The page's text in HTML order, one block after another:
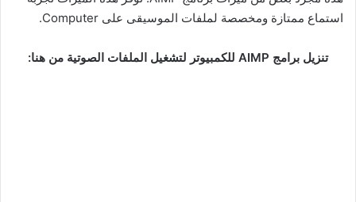
استماع ممتازة ومخصصة لملفات الموسيقى على Computer.
تنزيل برامج AIMP للكمبيوتر لتشغيل الملفات الصوتية من هنا: